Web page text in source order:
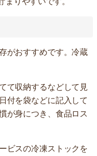
がおすすめです。冷蔵
て収納するなどして見
付を袋などに記入して
が身につき、食品ロス
ビスの冷凍ストックを